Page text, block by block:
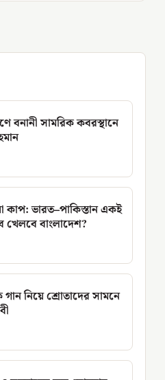
বনানী সামরিক কবরস্থানে
কাপ: ভারত–পাকিস্তান একই
খেলবে বাংলাদেশ?
নিয়ে শ্রোতাদের সামনে